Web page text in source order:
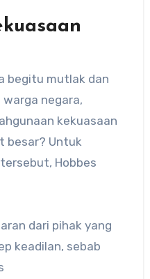
begitu mutlak dan
negara,
kekuasaan
besar? Untuk
Hobbes
dari pihak yang
keadilan, sebab